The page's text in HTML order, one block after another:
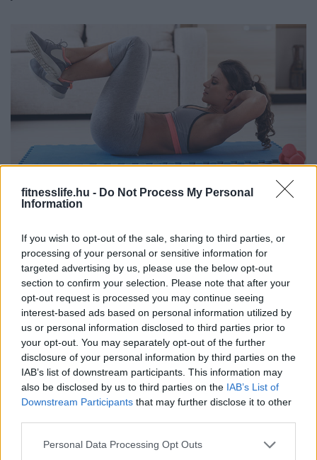
fitnesslife.hu - Do Not Process My Personal
Information
If you wish to opt-out of the sale, sharing to third parties, or
processing of your personal or sensitive information for
targeted advertising by us, please use the below opt-out
section to confirm your selection. Please note that after your
opt-out request is processed you may continue seeing
interest-based ads based on personal information utilized by
us or personal information disclosed to third parties prior to
your opt-out. You may separately opt-out of the further
disclosure of your personal information by third parties on the
IAB’s list of downstream participants. This information may
also be disclosed by us to third parties on the IAB’s List of
Downstream Participants that may further disclose it to other
Please note that this website/app uses one or more Google
Personal Data Processing Opt Outs
Ezek a gyakorlatok otthon egy szobában is
elvégezhetőek. Természetesen a bemelegítés minimum
10-12 perc legyen, ami lehet kocogás vagy gimnasztika.
Az ismétlésszámok azért magasak, mert saját testsúlyt
alkalmazunk, de ha kezdők vagyunk, mindenképp
formáljuk a saját edzettségünkhöz!